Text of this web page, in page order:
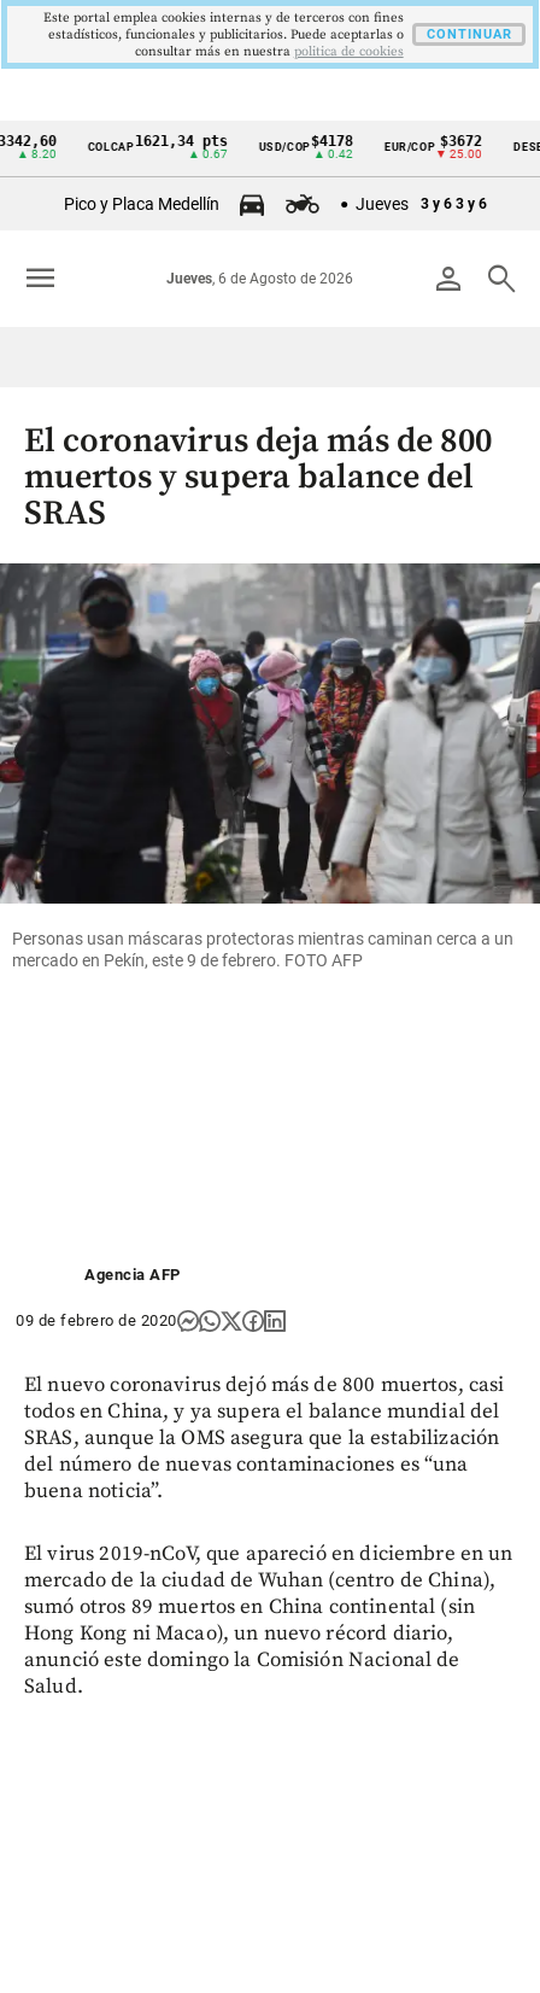
Cintillo
Colombia
COLCAP1621,34 pts USD/COP$4178
▲ 0.42
EUR/COP $3672
▼ 25.00
DESEMPLEO
Pico y Placa Medellín Jueves 3 y 6 3 y 6
person search
Jueves, 6 de Agosto de 2026
menu
El coronavirus deja más de 800
muertos y supera balance del
SRAS
Personas usan máscaras protectoras mientras caminan cerca a un
mercado en Pekín, este 9 de febrero. FOTO AFP
Agencia AFP
09 de febrero de 2020
El nuevo coronavirus dejó más de 800 muertos, casi
todos en China, y ya supera el balance mundial del
SRAS, aunque la OMS asegura que la estabilización
del número de nuevas contaminaciones es “una
buena noticia”.
El virus 2019-nCoV, que apareció en diciembre en un
mercado de la ciudad de Wuhan (centro de China),
sumó otros 89 muertos en China continental (sin
Hong Kong ni Macao), un nuevo récord diario,
anunció este domingo la Comisión Nacional de
Salud.
Este portal emplea cookies internas y de terceros con fines
estadísticos, funcionales y publicitarios. Puede aceptarlas o
consultar más en nuestra politica de cookies
CONTINUAR